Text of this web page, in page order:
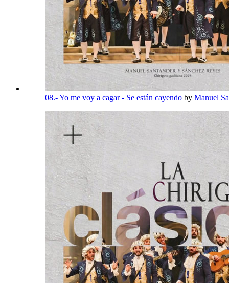
08.- Yo me voy a cagar - Se están cayendo by Manuel